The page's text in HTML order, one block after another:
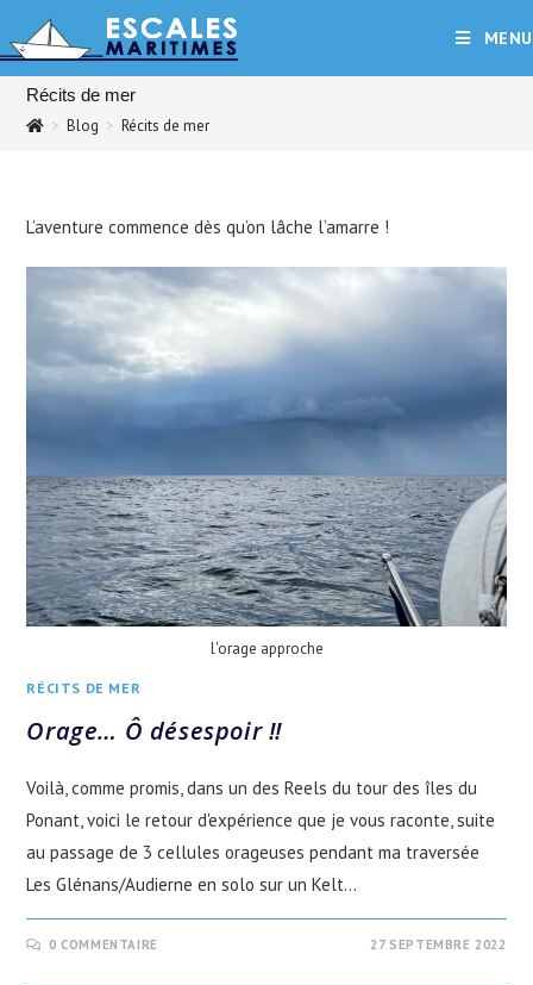
to
content
MENU
Récits de mer
> Blog > Récits de mer
L’aventure commence dès qu’on lâche l’amarre !
l'orage approche
RÉCITS DE MER
Orage… Ô désespoir !!
Voilà, comme promis, dans un des Reels du tour des îles du
Ponant, voici le retour d'expérience que je vous raconte, suite
au passage de 3 cellules orageuses pendant ma traversée
Les Glénans/Audierne en solo sur un Kelt…
0 COMMENTAIRE 27 SEPTEMBRE 2022